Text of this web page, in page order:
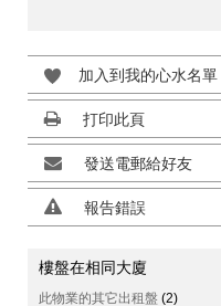
加入到我的心水名單
打印此頁
發送電郵給好友
報告錯誤
樓盤在相同大廈
此物業的其它出租盤 (2)